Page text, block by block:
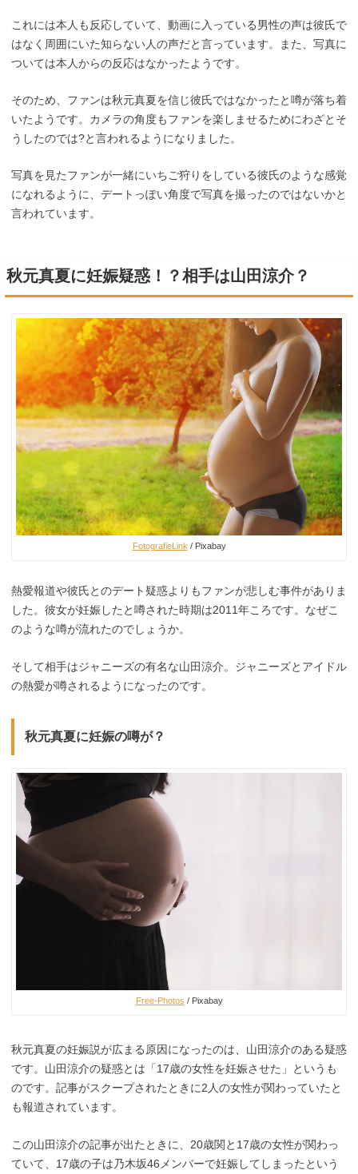
これには本人も反応していて、動画に入っている男性の声は彼氏で
はなく周囲にいた知らない人の声だと言っています。また、写真に
ついては本人からの反応はなかったようです。
そのため、ファンは秋元真夏を信じ彼氏ではなかったと噂が落ち着
いたようです。カメラの角度もファンを楽しませるためにわざとそ
うしたのでは?と言われるようになりました。
写真を見たファンが一緒にいちご狩りをしている彼氏のような感覚
になれるように、デートっぽい角度で写真を撮ったのではないかと
言われています。
秋元真夏に妊娠疑惑！？相手は山田涼介？
FotografieLink / Pixabay
熱愛報道や彼氏とのデート疑惑よりもファンが悲しむ事件がありま
した。彼女が妊娠したと噂された時期は2011年ころです。なぜこ
のような噂が流れたのでしょうか。
そして相手はジャニーズの有名な山田涼介。ジャニーズとアイドル
の熱愛が噂されるようになったのです。
秋元真夏に妊娠の噂が？
Free-Photos / Pixabay
秋元真夏の妊娠説が広まる原因になったのは、山田涼介のある疑惑
です。山田涼介の疑惑とは「17歳の女性を妊娠させた」というも
のです。記事がスクープされたときに2人の女性が関わっていたと
も報道されています。
この山田涼介の記事が出たときに、20歳関と17歳の女性が関わっ
ていて、17歳の子は乃木坂46メンバーで妊娠してしまったという